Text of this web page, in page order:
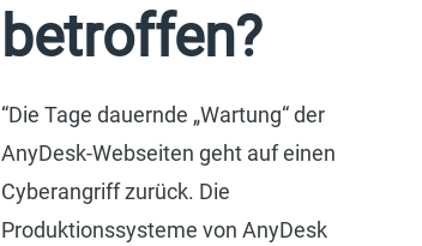
betroffen?
“Die Tage dauernde „Wartung“ der
AnyDesk-Webseiten geht auf einen
Cyberangriff zurück. Die
Produktionssysteme von AnyDesk